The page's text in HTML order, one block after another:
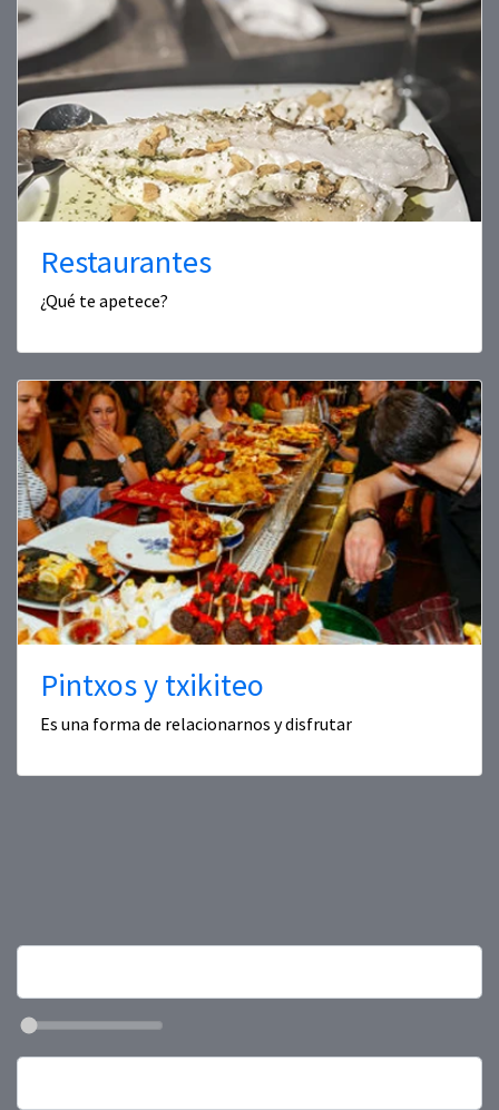
Restaurantes
¿Qué te apetece?
Pintxos y txikiteo
Es una forma de relacionarnos y disfrutar